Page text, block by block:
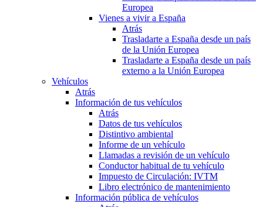
Europea
Vienes a vivir a España
Atrás
Trasladarte a España desde un país
de la Unión Europea
Trasladarte a España desde un país
externo a la Unión Europea
Vehículos
Atrás
Información de tus vehículos
Atrás
Datos de tus vehículos
Distintivo ambiental
Informe de un vehículo
Llamadas a revisión de un vehículo
Conductor habitual de tu vehículo
Impuesto de Circulación: IVTM
Libro electrónico de mantenimiento
Información pública de vehículos